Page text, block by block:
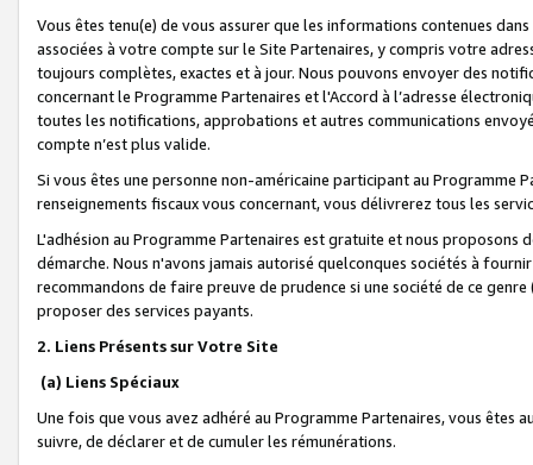
Vous êtes tenu(e) de vous assurer que les informations contenues
associées à votre compte sur le Site Partenaires, y compris votre
toujours complètes, exactes et à jour. Nous pouvons envoyer des
concernant le Programme Partenaires et l'Accord à l’adresse
toutes les notifications, approbations et autres communications
compte n’est plus valide.
Si vous êtes une personne non-américaine participant au
renseignements fiscaux vous concernant, vous délivrerez tous les
L'adhésion au Programme Partenaires est gratuite et nous proposons
démarche. Nous n'avons jamais autorisé quelconques sociétés à
recommandons de faire preuve de prudence si une société de ce
proposer des services payants.
2. Liens Présents sur Votre Site
(a) Liens Spéciaux
Une fois que vous avez adhéré au Programme Partenaires, vous êtes
suivre, de déclarer et de cumuler les rémunérations.